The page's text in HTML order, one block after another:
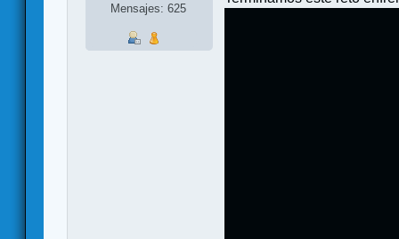
Mensajes: 625